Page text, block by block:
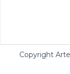
Copyright